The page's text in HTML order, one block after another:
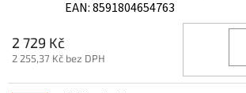
EAN:8591804654763
2 729 Kč
2 255,37 Kč bez DPH